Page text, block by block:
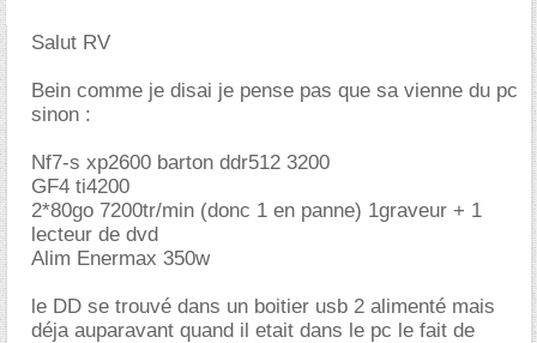
Salut RV
Bein comme je disai je pense pas que sa vienne du pc
sinon :
Nf7-s xp2600 barton ddr512 3200
GF4 ti4200
2*80go 7200tr/min (donc 1 en panne) 1graveur + 1
lecteur de dvd
Alim Enermax 350w
le DD se trouvé dans un boitier usb 2 alimenté mais
déja auparavant quand il etait dans le pc le fait de